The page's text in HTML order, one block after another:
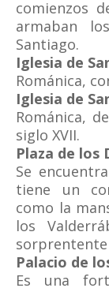
comienzos
armaban
Santiago.
Iglesia de
Románica,
Iglesia de
Románica,
siglo XVII.
Plaza de los
Se
tiene un
como la
los
sorprentente
Palacio de
Es una